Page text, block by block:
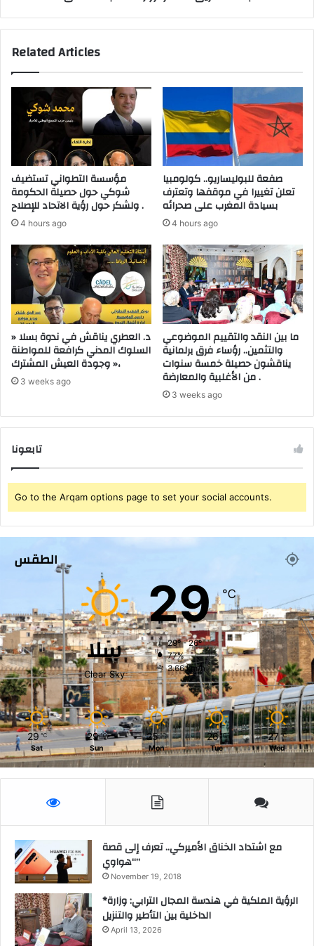
ش
ي
م
ي
ة
.
.
ا
ح
ا
ج
ا
ص
ب
ب
ء
ا
ق
ط
ا
ع
م
خ
م
س
ج
د
ا
ص
ى
Related Articles
مؤسسة التطواني تستضيف
شوكي حول حصيلة الحكومة
ولشكر حول رؤية الاتحاد للإصلاح .
4 hours ago
صفعة للبوليساريو.. كولومبيا
تعلن تغييرا في موقفها وتعترف
بسيادة المغرب على صحرائه
4 hours ago
د. العطري يناقش في ندوة بسلا «
السلوك المدني كرافعة للمواطنة
وجودة العيش المشترك »،
3 weeks ago
ما بين النقد والتقييم الموضوعي
والتثمين.. رؤساء فرق برلمانية
يناقشون حصيلة خمسة سنوات
من الأغلبية والمعارضة .
3 weeks ago
تابعونا
Go to the Arqam options page to set your social accounts.
الطقس
سلا
Clear Sky
29℃
29º - 26º
77%
3.66 km/h
29 ℃
Sat
29 ℃
Sun
25 ℃
Mon
26 ℃
Tue
27 ℃
Wed
مع اشتداد الخناق الأميركي.. تعرف إلى قصة
“هواوي”
November 19, 2018
*الرؤية الملكية في هندسة المجال الترابي: وزارة
الداخلية بين التأطير والتنزيل
April 13, 2026